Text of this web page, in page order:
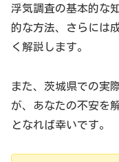
浮気調査の基本的な
的な方法、さらには
く解説します。
また、茨城県での実
が、あなたの不安を
となれば幸いです。